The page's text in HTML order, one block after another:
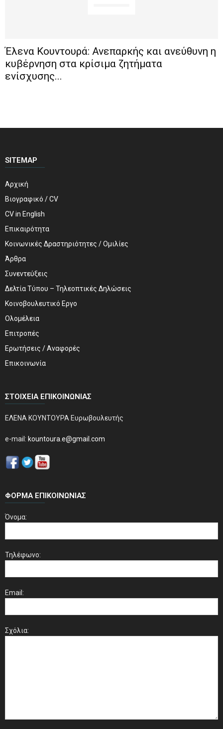
Έλενα Κουντουρά: Ανεπαρκής και ανεύθυνη η
κυβέρνηση στα κρίσιμα ζητήματα
ενίσχυσης...
SITEMAP
Αρχική
Βιογραφικό / CV
CV in English
Επικαιρότητα
Κοινωνικές Δραστηριότητες / Ομιλίες
Άρθρα
Συνεντεύξεις
Δελτία Τύπου – Τηλεοπτικές Δηλώσεις
Κοινοβουλευτικό Εργο
Ολομέλεια
Επιτροπές
Ερωτήσεις / Αναφορές
Επικοινωνία
ΣΤΟΙΧΕΊΑ ΕΠΙΚΟΙΝΩΝΊΑΣ
ΕΛΕΝΑ ΚΟΥΝΤΟΥΡΑ Ευρωβουλευτής
e-mail: kountoura.e@gmail.com
ΦΌΡΜΑ ΕΠΙΚΟΙΝΩΝΊΑΣ
Όνομα:
Τηλέφωνο:
Email:
Σχόλια: